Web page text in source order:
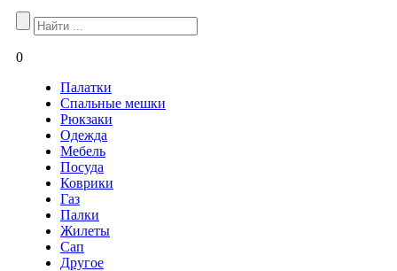
0
Палатки
Спальные мешки
Рюкзаки
Одежда
Мебель
Посуда
Коврики
Газ
Палки
Жилеты
Сап
Другое